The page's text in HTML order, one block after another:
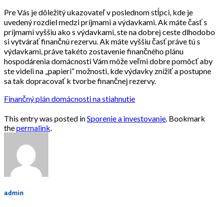
Pre Vás je dôležitý ukazovateľ v poslednom stĺpci, kde je
uvedený rozdiel medzi príjmami a výdavkami. Ak máte časť s
príjmami vyššiu ako s výdavkami, ste na dobrej ceste dlhodobo
si vytvárať finančnú rezervu. Ak máte vyššiu časť práve tú s
výdavkami, práve takéto zostavenie finančného plánu
hospodárenia domácnosti Vám môže veľmi dobre pomôcť aby
ste videli na „papieri“ možnosti, kde výdavky znížiť a postupne
sa tak dopracovať k tvorbe finančnej rezervy.
Finančný plán domácnosti na stiahnutie
This entry was posted inSporenie a investovanie. Bookmark
thepermalink.
admin